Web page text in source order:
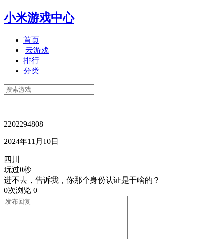
小米游戏中心
首页
云游戏
排行
分类
2202294808
2024年11月10日
四川
玩过0秒
进不去，告诉我，你那个身份认证是干啥的？
0次浏览 0